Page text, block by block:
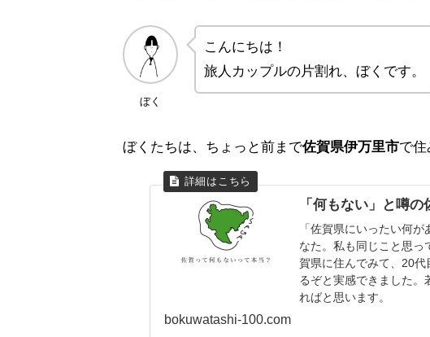
ぼく
こんにちは！
旅人カップルの片割れ、ぼくです。
ぼくたちは、ちょっと前まで佐賀県伊万里市で住
「何もない」と噂
「佐賀県にいったい何
なた。私も同じこと思っ
賀県に住んでみて、20
るぞと実感できました。
ればと思います。
bokuwatashi-100.com